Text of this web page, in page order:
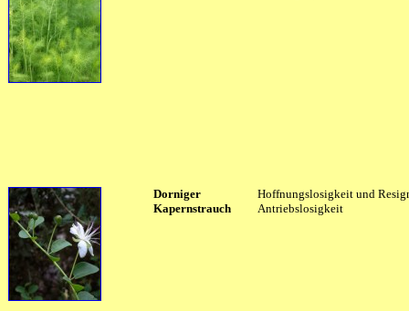
Dorniger
Kapernstrauch
Hoffnungslosigkeit und
Antriebslosigkeit